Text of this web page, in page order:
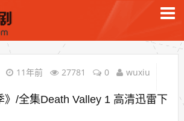
11年前 27781 0 wuxiu
》/全集Death Valley 1 高清迅雷下